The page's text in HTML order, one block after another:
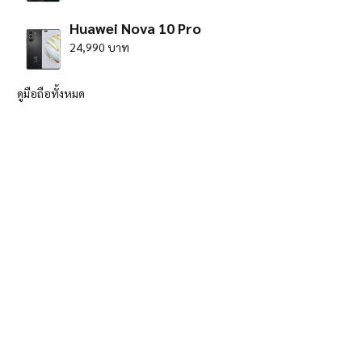
Huawei Nova 10 Pro
24,990 บาท
ดูมือถือทั้งหมด